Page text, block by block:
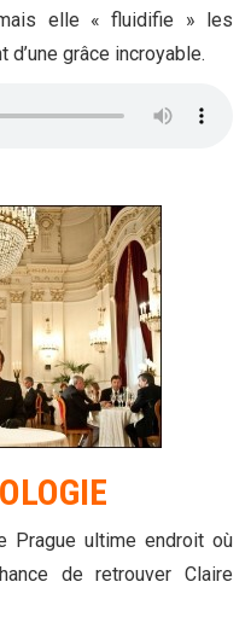
elle « fluidifie » les
grâce incroyable.
Prague ultime endroit où
de retrouver Claire